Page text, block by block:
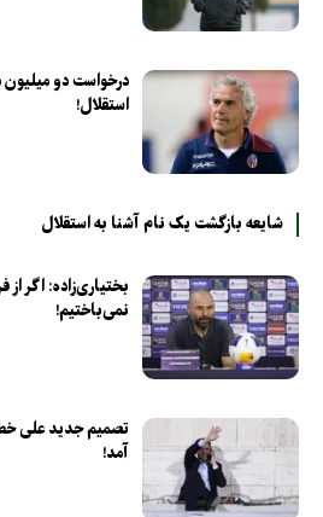
درخواست دو میلیون
استقلال!
شایعه بازگشت یک نام آشنا به استقلال
بختیاری‌زاده: اگر
نمی‌باختیم!
تصمیم جدید علی
آمد!